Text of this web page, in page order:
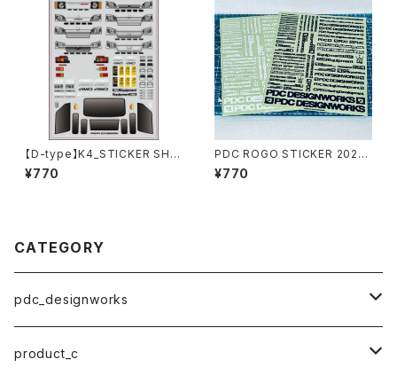
【D-type】K4_STICKER SHE
ET [2022]
¥770
PDC ROGO STICKER 2022
【EVILWIRE印刷】
¥770
CATEGORY
pdc_designworks
ステッカー
product_c